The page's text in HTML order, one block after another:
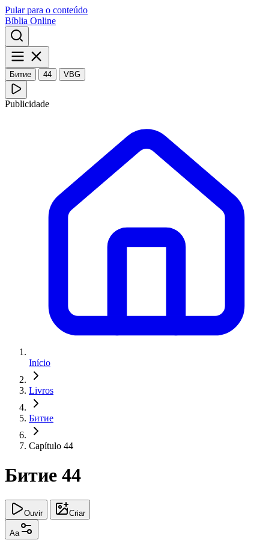
Pular para o conteúdo
Bíblia Online
Битие 44 VBG
Publicidade
Início
Livros
Битие
Capítulo 44
Битие 44
Ouvir Criar
Aa